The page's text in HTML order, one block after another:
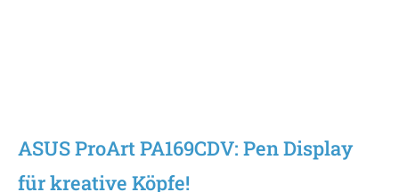
ASUS ProArt PA169CDV: Pen Display
für kreative Köpfe!